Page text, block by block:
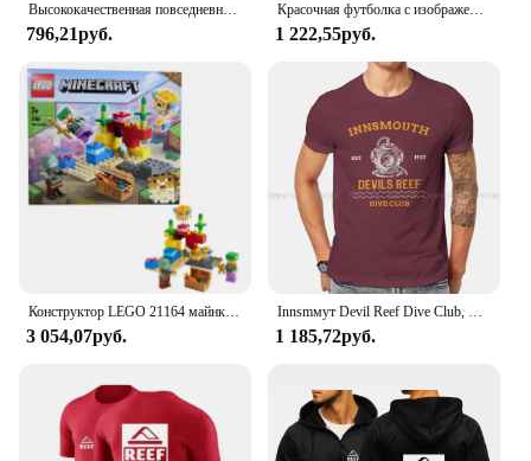
Высококачественная повседневная спортивная футболка с рифом для фитнеса, мужская хлопковая Летняя мужская футболка с коротким рукавом и круглым вырезом для серфинга, женская футболка
796,21руб.
Красочная футболка с изображением павлина, мантиса, креветки, пилинга в Рифе, новая версия, размера плюс tops, Мужская футболка с рисунком
1 222,55руб.
Конструктор LEGO 21164 майнкрафт, коралловый риф, игрушка для ролевых игр, Искусственная елка с Алексом, рыбами-душками и фигурками зомби
3 054,07руб.
Innsmмут Devil Reef Dive Club, футболка с круглым вырезом, ткань для подводного плавания, Оригинальная футболка, мужские топы, модные, большие размеры
1 185,72руб.